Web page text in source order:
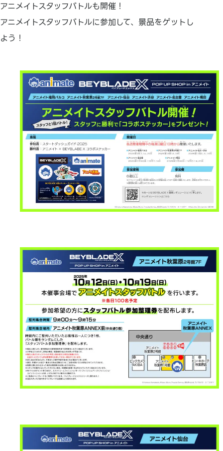
アニメイトスタッフバトルも開催！
アニメイトスタッフバトルに参加して、景品をゲットし
よう！